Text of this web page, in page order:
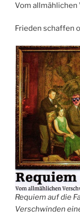
Vom
Frieden schaffen
Requiem auf die
Verschwinden